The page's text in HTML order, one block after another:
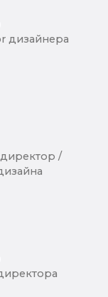
дизайнера
/